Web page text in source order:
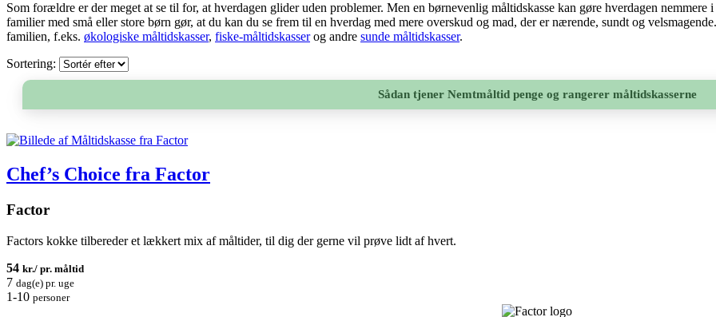
Som forældre er der meget at se til for, at hverdagen glider uden problemer. Men en børnevenlig måltidskasse kan gøre hverdagen
familier med små eller store børn gør, at du kan du se frem til en hverdag med mere overskud og mad, der er nærende, sundt og
familien, f.eks. økologiske måltidskasser, fiske-måltidskasserog andre sunde måltidskasser.
Sortering:
Sådan tjener Nemtmåltid penge og rangerer måltidskasserne
Chef’s Choice fra Factor
Factor
Factors kokke tilbereder et lækkert mix af måltider, til dig der gerne vil prøve lidt af hvert.
54 kr./ pr. måltid
7 dag(e) pr. uge
1-10 personer